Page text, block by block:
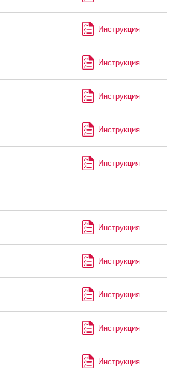
Инструкция
Инструкция
Инструкция
Инструкция
Инструкция
Инструкция
Инструкция
Инструкция
Инструкция
Инструкция